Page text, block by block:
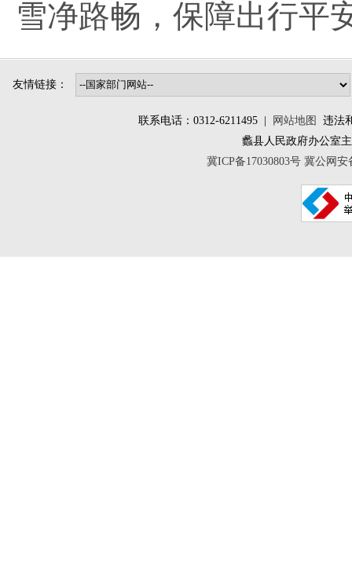
雪净路畅，保障出行平
友情链接：
联系电话：0312-6211495 | 网站地图
违法
蠡县人民政府办公
冀ICP备17030803号 冀公网安